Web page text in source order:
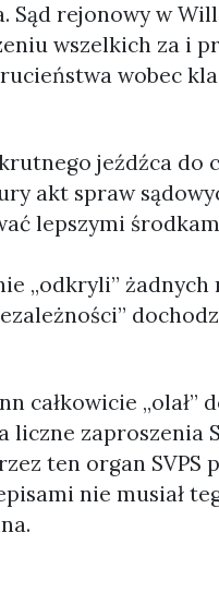
Sąd rejonowy w
wszelkich za i
wobec
jeźdźca do
akt spraw
lepszymi
„odkryli”
całkowicie „olał”
liczne zaproszenia
ten organ SVPS
nie musiał